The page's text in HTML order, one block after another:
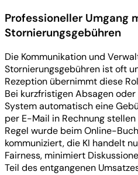
Professioneller Umgang
Stornierungsgebühren
Die Kommunikation und
Stornierungsgebühren ist oft
Rezeption übernimmt diese
Bei kurzfristigen Absagen
System automatisch eine
per E-Mail in Rechnung
Regel wurde beim Online-
kommuniziert, die KI handelt
Fairness, minimiert
Teil des entgangenen